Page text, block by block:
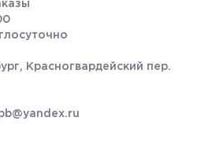
Красногвардейский пер.